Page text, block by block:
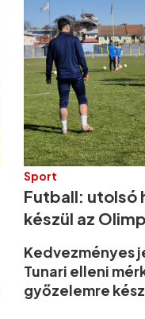
Sport
Futball: utolsó
készül az
Kedvezményes
Tunari elleni
győzelemre